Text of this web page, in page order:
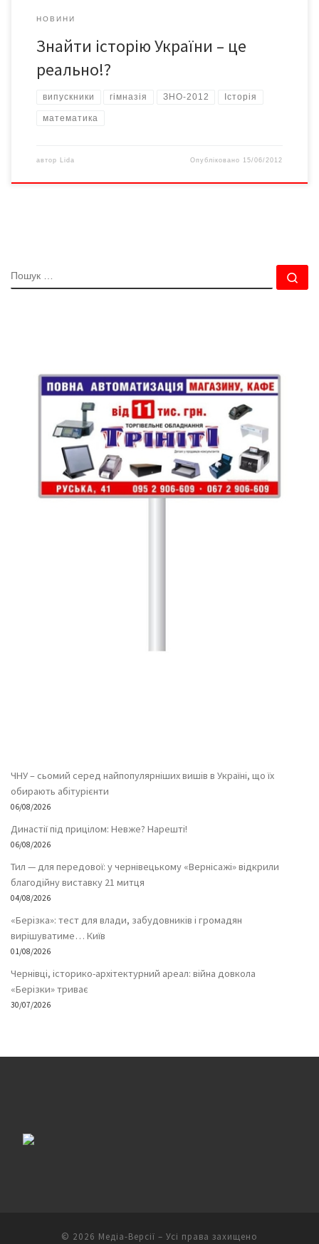
НОВИНИ
Знайти історію України – це
реально!?
випускники гімназія ЗНО-2012 Історія
математика
автор Lida Опубліковано 15/06/2012
ПОШУК
ЧНУ – сьомий серед найпопулярніших вишів в Україні, що їх
обирають абітурієнти
06/08/2026
Династії під прицілом: Невже? Нарешті!
06/08/2026
Тил — для передової: у чернівецькому «Вернісажі» відкрили
благодійну виставку 21 митця
04/08/2026
«Берізка»: тест для влади, забудовників і громадян
вирішуватиме… Київ
01/08/2026
Чернівці, історико-архітектурний ареал: війна довкола
«Берізки» триває
30/07/2026
© 2026 Медіа-Версії – Усі права захищено